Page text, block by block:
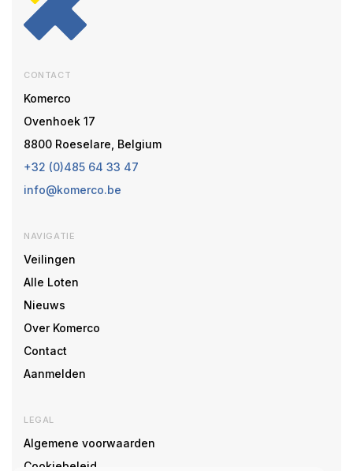
CONTACT
Komerco
Ovenhoek 17
8800 Roeselare, Belgium
+32 (0)485 64 33 47
info@komerco.be
NAVIGATIE
Veilingen
Alle Loten
Nieuws
Over Komerco
Contact
Aanmelden
LEGAL
Algemene voorwaarden
Cookiebeleid